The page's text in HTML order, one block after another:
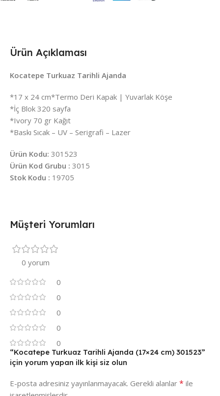
Ürün Açıklaması
Kocatepe Turkuaz Tarihli Ajanda
*17 x 24 cm*Termo Deri Kapak | Yuvarlak Köşe
*İç Blok 320 sayfa
*Ivory 70 gr Kağıt
*Baskı Sıcak – UV – Serigrafi – Lazer
Ürün Kodu: 301523
Ürün Kod Grubu : 3015
Stok Kodu : 19705
Müşteri Yorumları
0 yorum
0
0
0
0
0
“Kocatepe Turkuaz Tarihli Ajanda (17×24 cm) 301523”
için yorum yapan ilk kişi siz olun
E-posta adresiniz yayınlanmayacak. Gerekli alanlar * ile